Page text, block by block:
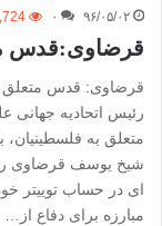
۹۶/۰۵/۰۲ ۰
قرضاوی:‌‌‌‌‌‌قدس
قرضاوی: قدس متعلق
رئیس اتحادیه
متعلق به
شیخ یوسف قرضاوی
ای در حساب توییتر
مبارزه برای دفاع از…